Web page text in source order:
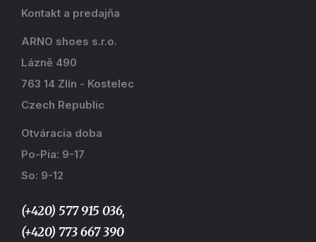
Kontakt a predajňa
ARNO shoes s.r.o.
Lázně 490
763 14 Zlín - Kostelec
Czech Republic
Otváracia doba
Po-Pia: 9-17
So: 9-12
(+420) 577 915 036,
(+420) 773 667 390